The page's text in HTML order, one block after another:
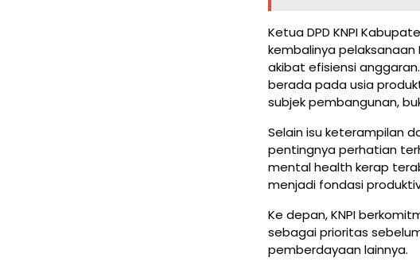
Ketua DPD KNPI
kembalinya
akibat efisiensi
berada pada usia
subjek pembangunan,
Selain isu keterampilan
pentingnya perhatian
mental health kerap
menjadi fondasi
Ke depan, KNPI
sebagai prioritas
pemberdayaan lainnya.